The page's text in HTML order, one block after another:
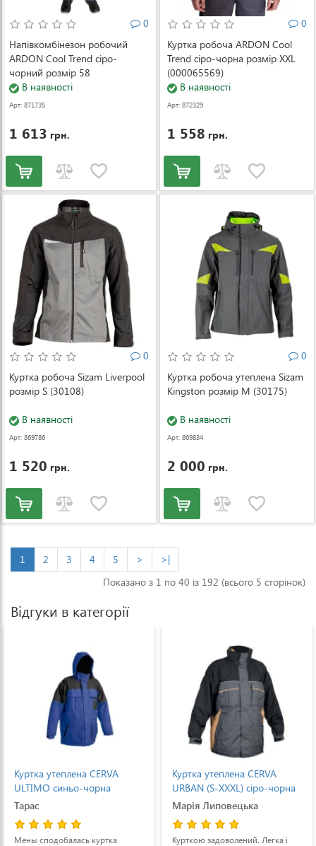
0
Напівкомбінезон робочий
ARDON Cool Trend сіро-
чорний розмір 58
(000055102)
В наявності
Арт: 871735
1 613 грн.
0
Куртка робоча ARDON Cool
Trend сіро-чорна розмір XXL
(000065569)
В наявності
Арт: 872329
1 558 грн.
0
Куртка робоча Sizam Liverpool
розмір S (30108)
В наявності
Арт: 869786
1 520 грн.
0
Куртка робоча утеплена Sizam
Kingston розмір M (30175)
В наявності
Арт: 869834
2 000 грн.
1 2 3 4 5 >
>|
Показано з 1 по 40 із 192 (всього 5 сторінок)
Відгуки в категорії
Куртка утеплена CERVA
ULTIMO синьо-чорна
Тарас
Мены сподобалась куртка
Куртка утеплена CERVA
URBAN (S-XXXL) сіро-чорна
Марія Липовецька
Курткою задоволений. Легка і